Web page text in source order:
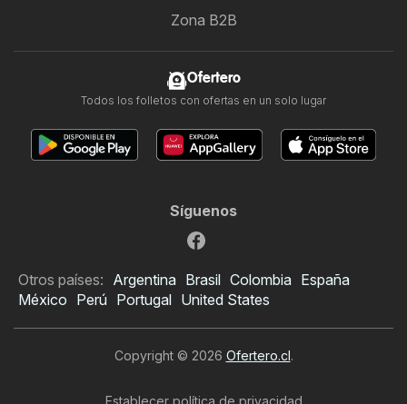
Zona B2B
Ofertero
Todos los folletos con ofertas en un solo lugar
Síguenos
Otros países: Argentina Brasil Colombia España
México Perú Portugal United States
Copyright © 2026 Ofertero.cl.
Establecer política de privacidad